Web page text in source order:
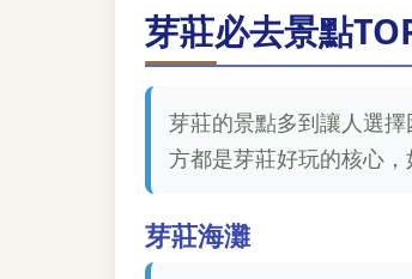
芽莊必去景點
芽莊的景點多到讓人選
方都是芽莊好玩的核心，
芽莊海灘